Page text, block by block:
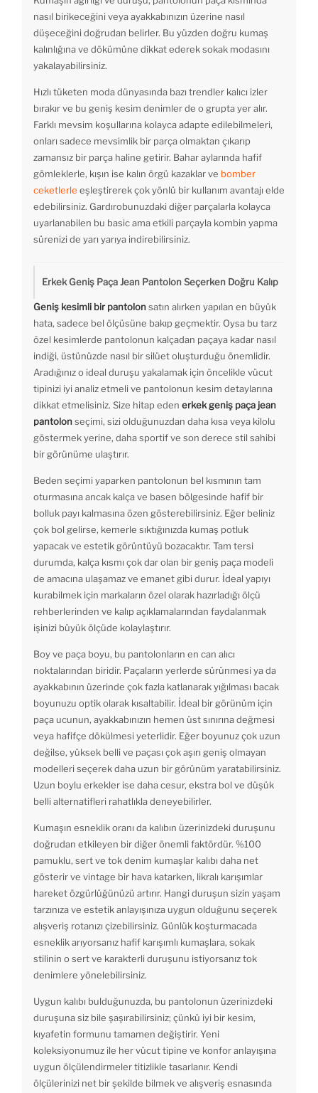
nasıl birikeceğini veya ayakkabınızın üzerine nasıl
düşeceğini doğrudan belirler. Bu yüzden doğru kumaş
kalınlığına ve dökümüne dikkat ederek sokak modasını
yakalayabilirsiniz.
Hızlı tüketen moda dünyasında bazı trendler kalıcı izler
bırakır ve bu geniş kesim denimler de o grupta yer alır.
Farklı mevsim koşullarına kolayca adapte edilebilmeleri,
onları sadece mevsimlik bir parça olmaktan çıkarıp
zamansız bir parça haline getirir. Bahar aylarında hafif
gömleklerle, kışın ise kalın örgü kazaklar ve bomber
ceketlerle eşleştirerek çok yönlü bir kullanım avantajı elde
edebilirsiniz. Gardırobunuzdaki diğer parçalarla kolayca
uyarlanabilen bu basic ama etkili parçayla kombin yapma
sürenizi de yarı yarıya indirebilirsiniz.
Erkek Geniş Paça Jean Pantolon Seçerken Doğru Kalıp
Geniş kesimli bir pantolonsatın alırken yapılan en büyük
hata, sadece bel ölçüsüne bakıp geçmektir. Oysa bu tarz
özel kesimlerde pantolonun kalçadan paçaya kadar nasıl
indiği, üstünüzde nasıl bir silüet oluşturduğu önemlidir.
Aradığınız o ideal duruşu yakalamak için öncelikle vücut
tipinizi iyi analiz etmeli ve pantolonun kesim detaylarına
dikkat etmelisiniz. Size hitap eden erkek geniş paça jean
pantolonseçimi, sizi olduğunuzdan daha kısa veya kilolu
göstermek yerine, daha sportif ve son derece stil sahibi
bir görünüme ulaştırır.
Beden seçimi yaparken pantolonun bel kısmının tam
oturmasına ancak kalça ve basen bölgesinde hafif bir
bolluk payı kalmasına özen gösterebilirsiniz. Eğer beliniz
çok bol gelirse, kemerle sıktığınızda kumaş potluk
yapacak ve estetik görüntüyü bozacaktır. Tam tersi
durumda, kalça kısmı çok dar olan bir geniş paça modeli
de amacına ulaşamaz ve emanet gibi durur. İdeal yapıyı
kurabilmek için markaların özel olarak hazırladığı ölçü
rehberlerinden ve kalıp açıklamalarından faydalanmak
işinizi büyük ölçüde kolaylaştırır.
Boy ve paça boyu, bu pantolonların en can alıcı
noktalarından biridir. Paçaların yerlerde sürünmesi ya da
ayakkabının üzerinde çok fazla katlanarak yığılması bacak
boyunuzu optik olarak kısaltabilir. İdeal bir görünüm için
paça ucunun, ayakkabınızın hemen üst sınırına değmesi
veya hafifçe dökülmesi yeterlidir. Eğer boyunuz çok uzun
değilse, yüksek belli ve paçası çok aşırı geniş olmayan
modelleri seçerek daha uzun bir görünüm yaratabilirsiniz.
Uzun boylu erkekler ise daha cesur, ekstra bol ve düşük
belli alternatifleri rahatlıkla deneyebilirler.
Kumaşın esneklik oranı da kalıbın üzerinizdeki duruşunu
doğrudan etkileyen bir diğer önemli faktördür. %100
pamuklu, sert ve tok denim kumaşlar kalıbı daha net
gösterir ve vintage bir hava katarken, likralı karışımlar
hareket özgürlüğünüzü artırır. Hangi duruşun sizin yaşam
tarzınıza ve estetik anlayışınıza uygun olduğunu seçerek
alışveriş rotanızı çizebilirsiniz. Günlük koşturmacada
esneklik arıyorsanız hafif karışımlı kumaşlara, sokak
stilinin o sert ve karakterli duruşunu istiyorsanız tok
denimlere yönelebilirsiniz.
Uygun kalıbı bulduğunuzda, bu pantolonun üzerinizdeki
duruşuna siz bile şaşırabilirsiniz; çünkü iyi bir kesim,
kıyafetin formunu tamamen değiştirir. Yeni
koleksiyonumuz ile her vücut tipine ve konfor anlayışına
uygun ölçülendirmeler titizlikle tasarlanır. Kendi
ölçülerinizi net bir şekilde bilmek ve alışveriş esnasında